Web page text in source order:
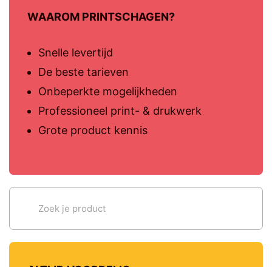
WAAROM PRINTSCHAGEN?
Snelle levertijd
De beste tarieven
Onbeperkte mogelijkheden
Professioneel print- & drukwerk
Grote product kennis